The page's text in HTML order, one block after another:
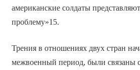
американские солдаты
проблему»15.
Трения в отношениях двух стран
межвоенный период, были связаны